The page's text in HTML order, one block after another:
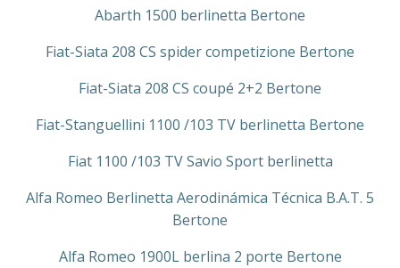
Abarth 1500 berlinetta Bertone
Fiat-Siata 208 CS spider competizione Bertone
Fiat-Siata 208 CS coupé 2+2 Bertone
Fiat-Stanguellini 1100 /103 TV berlinetta Bertone
Fiat 1100 /103 TV Savio Sport berlinetta
Alfa Romeo Berlinetta Aerodinámica Técnica B.A.T. 5
Bertone
Alfa Romeo 1900L berlina 2 porte Bertone